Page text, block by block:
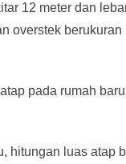
12 meter dan
overstek berukuran
pada rumah
hitungan luas atap